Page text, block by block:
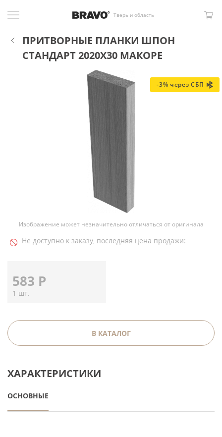
Тверь и область
ПРИТВОРНЫЕ ПЛАНКИ ШПОН
СТАНДАРТ 2020X30 МАКОРЕ
-3% через СБП
Изображение может незначительно отличаться от оригинала
Не доступно к заказу, последняя цена продажи:
583 Р
1 шт.
В КАТАЛОГ
ХАРАКТЕРИСТИКИ
ОСНОВНЫЕ